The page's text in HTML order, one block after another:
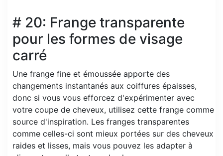
# 20: Frange transparente
pour les formes de visage
carré
Une frange fine et émoussée apporte des
changements instantanés aux coiffures épaisses,
donc si vous vous efforcez d'expérimenter avec
votre coupe de cheveux, utilisez cette frange comme
source d'inspiration. Les franges transparentes
comme celles-ci sont mieux portées sur des cheveux
raides et lisses, mais vous pouvez les adapter à